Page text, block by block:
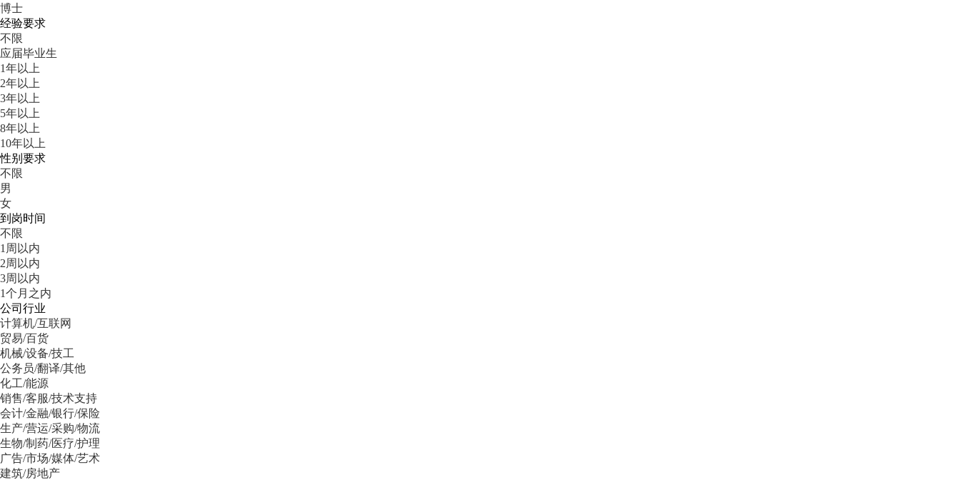
博士
经验要求
不限
应届毕业生
1年以上
2年以上
3年以上
5年以上
8年以上
10年以上
性别要求
不限
男
女
到岗时间
不限
1周以内
2周以内
3周以内
1个月之内
公司行业
计算机/互联网
贸易/百货
机械/设备/技工
公务员/翻译/其他
化工/能源
销售/客服/技术支持
会计/金融/银行/保险
生产/营运/采购/物流
生物/制药/医疗/护理
广告/市场/媒体/艺术
建筑/房地产